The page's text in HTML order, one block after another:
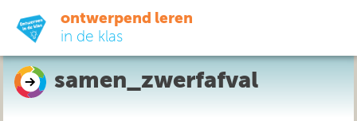
ontwerpend leren
in de klas
ready-to-gosamen_zwerfafval